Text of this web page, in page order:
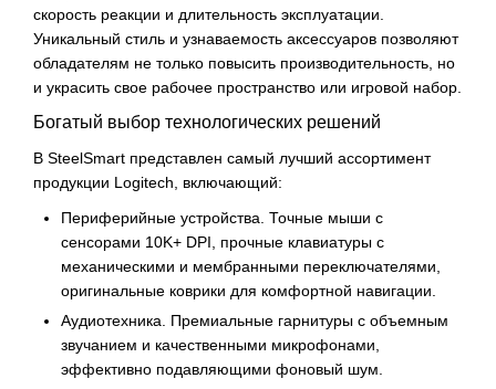
скорость реакции и длительность эксплуатации.
Уникальный стиль и узнаваемость аксессуаров позволяют
обладателям не только повысить производительность, но
и украсить свое рабочее пространство или игровой набор.
Богатый выбор технологических решений
В SteelSmart представлен самый лучший ассортимент
продукции Logitech, включающий:
Периферийные устройства. Точные мыши с
сенсорами 10K+ DPI, прочные клавиатуры с
механическими и мембранными переключателями,
оригинальные коврики для комфортной навигации.
Аудиотехника. Премиальные гарнитуры с объемным
звучанием и качественными микрофонами,
эффективно подавляющими фоновый шум.